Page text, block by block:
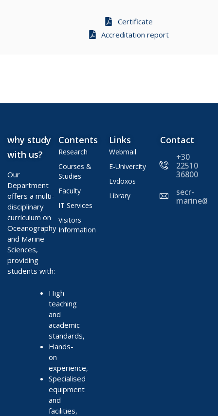
Certificate
Accreditation report
why study
with us?
Our
Department
offers a multi-
disciplinary
curriculum on
Oceanography
and Marine
Sciences,
providing
students with:
High
teaching
and
academic
standards,
Hands-
on
experience,
Specialised
equipment
and
facilities,
Contents
Research
Courses &
Studies
Faculty
IT Services
Visitors
Information
Links
Webmail
E-Univercity
Evdoxos
Library
Contact
+30
22510
36800
secr-